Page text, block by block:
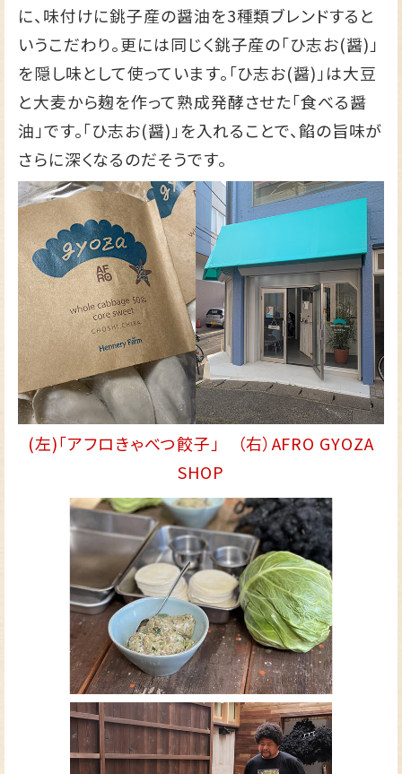
に、味付けに銚子産の醤油を3種類ブレンドすると
いうこだわり。更には同じく銚子産の「ひ志お(醤)」
を隠し味として使っています。「ひ志お(醤)」は大豆
と大麦から麹を作って熟成発酵させた「食べる醤
油」です。「ひ志お(醤)」を入れることで、餡の旨味が
さらに深くなるのだそうです。
(左)「アフロきゃべつ餃子」 （右）AFRO GYOZA
SHOP